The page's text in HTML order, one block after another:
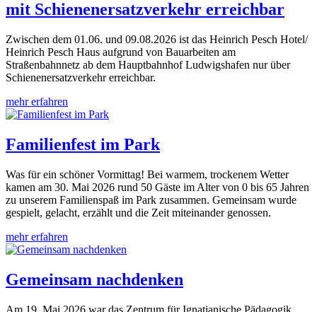
mit Schienenersatzverkehr erreichbar
Zwischen dem 01.06. und 09.08.2026 ist das Heinrich Pesch Hotel/
Heinrich Pesch Haus aufgrund von Bauarbeiten am
Straßenbahnnetz ab dem Hauptbahnhof Ludwigshafen nur über
Schienenersatzverkehr erreichbar.
mehr erfahren
Familienfest im Park
Was für ein schöner Vormittag! Bei warmem, trockenem Wetter
kamen am 30. Mai 2026 rund 50 Gäste im Alter von 0 bis 65 Jahren
zu unserem Familienspaß im Park zusammen. Gemeinsam wurde
gespielt, gelacht, erzählt und die Zeit miteinander genossen.
mehr erfahren
Gemeinsam nachdenken
Am 19. Mai 2026 war das Zentrum für Ignatianische Pädagogik